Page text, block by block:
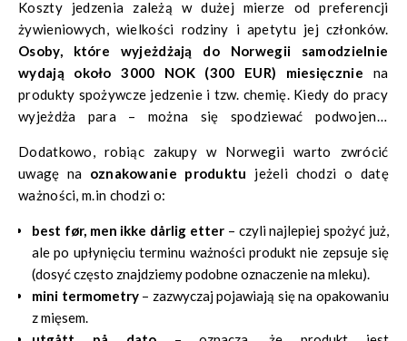
Koszty jedzenia zależą w dużej mierze od preferencji
żywieniowych, wielkości rodziny i apetytu jej członków.
Osoby, które wyjeżdżają do Norwegii samodzielnie
wydają około 3000 NOK (300 EUR) miesięcznie na
produkty spożywcze jedzenie i tzw. chemię. Kiedy do pracy
wyjeżdża para – można się spodziewać podwojenia
supermarketachKiwi iRema 1000.
Dodatkowo, robiąc zakupy w Norwegii warto zwrócić
uwagę na oznakowanie produktu jeżeli chodzi o datę
ważności, m.in chodzi o:
best før, men ikke dårlig etter – czyli najlepiej spożyć już,
ale po upłynięciu terminu ważności produkt nie zepsuje się
(dosyć często znajdziemy podobne oznaczenie na mleku).
mini termometry– zazwyczaj pojawiają się na opakowaniu
z mięsem.